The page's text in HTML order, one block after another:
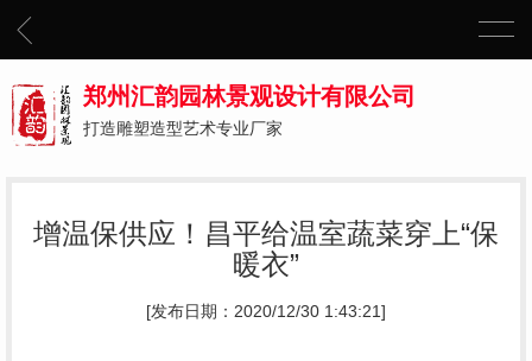
郑州汇韵园林景观设计有限公司
打造雕塑造型艺术专业厂家
增温保供应！昌平给温室蔬菜穿上“保
暖衣”
[发布日期：2020/12/30 1:43:21]